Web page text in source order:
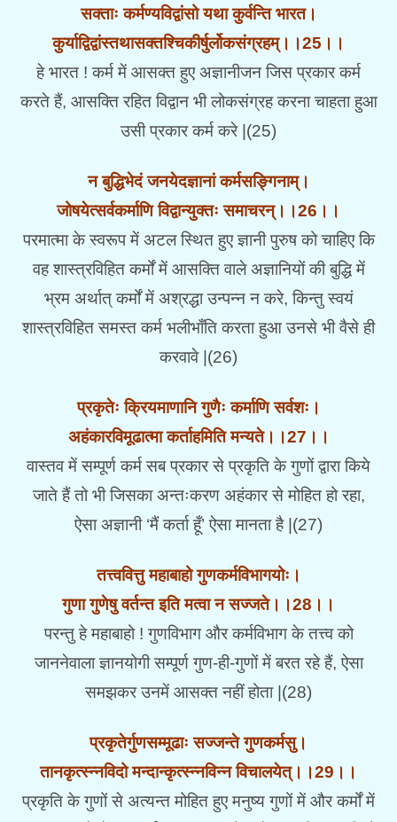
सक्ताः कर्मण्यविद्वांसो यथा कुर्वन्ति भारत।
कुर्याद्विद्वांस्तथासक्तश्चिकीर्षुर्लोकसंग्रहम्।।25।।
हे भारत ! कर्म में आसक्त हुए अज्ञानीजन जिस प्रकार कर्म
करते हैं, आसक्ति रहित विद्वान भी लोकसंग्रह करना चाहता हुआ
उसी प्रकार कर्म करे |(25)
न बुद्धिभेदं जनयेदज्ञानां कर्मसङ्गिनाम्।
जोषयेत्सर्वकर्माणि विद्वान्युक्तः समाचरन्।।26।।
परमात्मा के स्वरूप में अटल स्थित हुए ज्ञानी पुरुष को चाहिए कि
वह शास्त्रविहित कर्मों में आसक्ति वाले अज्ञानियों की बुद्धि में
भ्रम अर्थात् कर्मों में अश्रद्धा उन्पन्न न करे, किन्तु स्वयं
शास्त्रविहित समस्त कर्म भलीभाँति करता हुआ उनसे भी वैसे ही
करवावे |(26)
प्रकृतेः क्रियमाणानि गुणैः कर्माणि सर्वशः।
अहंकारविमूढात्मा कर्ताहमिति मन्यते।।27।।
वास्तव में सम्पूर्ण कर्म सब प्रकार से प्रकृति के गुणों द्वारा किये
जाते हैं तो भी जिसका अन्तःकरण अहंकार से मोहित हो रहा,
ऐसा अज्ञानी ‘मैं कर्ता हूँ’ ऐसा मानता है |(27)
तत्त्ववित्तु महाबाहो गुणकर्मविभागयोः।
गुणा गुणेषु वर्तन्त इति मत्वा न सज्जते।।28।।
परन्तु हे महाबाहो ! गुणविभाग और कर्मविभाग के तत्त्व को
जाननेवाला ज्ञानयोगी सम्पूर्ण गुण-ही-गुणों में बरत रहे हैं, ऐसा
समझकर उनमें आसक्त नहीं होता |(28)
प्रकृतेर्गुणसम्मूढाः सज्जन्ते गुणकर्मसु।
तानकृत्स्न्नविदो मन्दान्कृत्स्न्नविन्न विचालयेत्।।29।।
प्रकृति के गुणों से अत्यन्त मोहित हुए मनुष्य गुणों में और कर्मों में